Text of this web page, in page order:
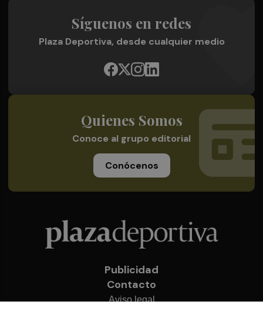
Síguenos en redes
Plaza Deportiva, desde cualquier medio
Quienes Somos
Conoce al grupo editorial
Conócenos
Publicidad
Contacto
Aviso legal